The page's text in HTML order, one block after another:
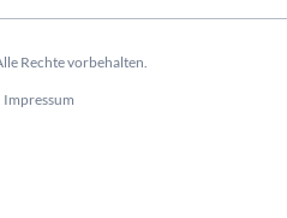
Rechte vorbehalten.
Impressum